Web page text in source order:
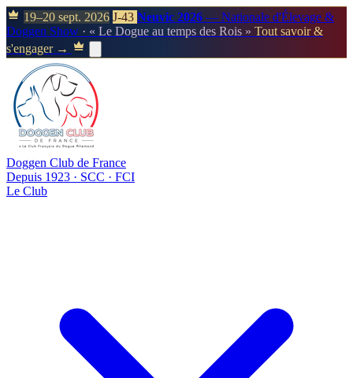
19–20 sept. 2026 J-43 Neuvic 2026 — Nationale d'Élevage &
Doggen Show · « Le Dogue au temps des Rois » Tout savoir &
s'engager →
Doggen Club de France
Depuis 1923 · SCC · FCI
Le Club